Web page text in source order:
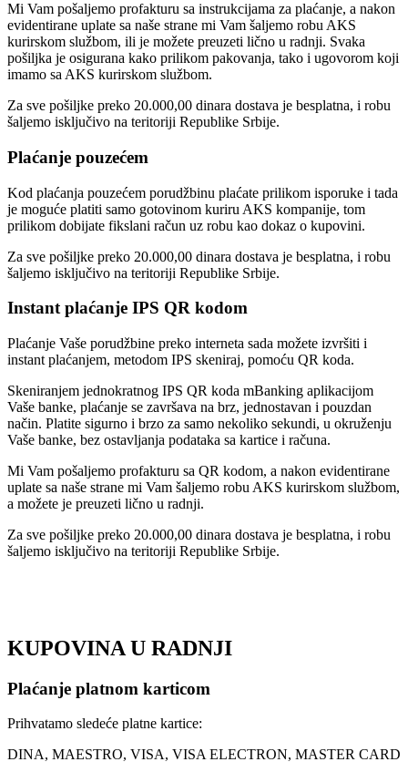
Mi Vam pošaljemo profakturu sa instrukcijama za plaćanje, a nakon
evidentirane uplate sa naše strane mi Vam šaljemo robu AKS
kurirskom službom, ili je možete preuzeti lično u radnji. Svaka
pošiljka je osigurana kako prilikom pakovanja, tako i ugovorom koji
imamo sa AKS kurirskom službom.
Za sve pošiljke preko 20.000,00 dinara dostava je besplatna, i robu
šaljemo isključivo na teritoriji Republike Srbije.
Plaćanje pouzećem
Kod plaćanja pouzećem porudžbinu plaćate prilikom isporuke i tada
je moguće platiti samo gotovinom kuriru AKS kompanije, tom
prilikom dobijate fikslani račun uz robu kao dokaz o kupovini.
Za sve pošiljke preko 20.000,00 dinara dostava je besplatna, i robu
šaljemo isključivo na teritoriji Republike Srbije.
Instant plaćanje IPS QR kodom
Plaćanje Vaše porudžbine preko interneta sada možete izvršiti i
instant plaćanjem, metodom IPS skeniraj, pomoću QR koda.
Skeniranjem jednokratnog IPS QR koda mBanking aplikacijom
Vaše banke, plaćanje se završava na brz, jednostavan i pouzdan
način. Platite sigurno i brzo za samo nekoliko sekundi, u okruženju
Vaše banke, bez ostavljanja podataka sa kartice i računa.
Mi Vam pošaljemo profakturu sa QR kodom, a nakon evidentirane
uplate sa naše strane mi Vam šaljemo robu AKS kurirskom službom,
a možete je preuzeti lično u radnji.
Za sve pošiljke preko 20.000,00 dinara dostava je besplatna, i robu
šaljemo isključivo na teritoriji Republike Srbije.
KUPOVINA U RADNJI
Plaćanje platnom karticom
Prihvatamo sledeće platne kartice:
DINA, MAESTRO, VISA, VISA ELECTRON, MASTER CARD